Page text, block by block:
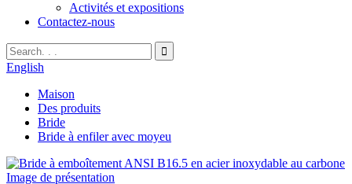
Activités et expositions
Contactez-nous
English
Maison
Des produits
Bride
Bride à enfiler avec moyeu